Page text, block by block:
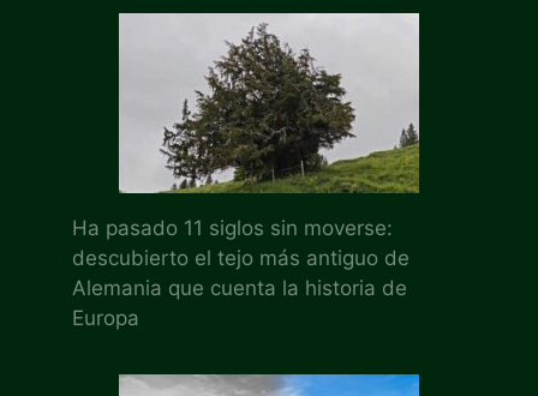
Ha pasado 11 siglos sin moverse:
descubierto el tejo más antiguo de
Alemania que cuenta la historia de
Europa